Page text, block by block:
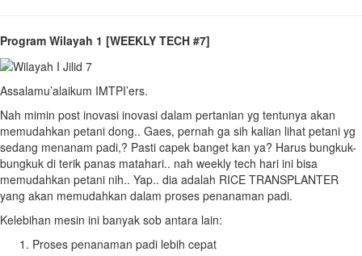
Program Wilayah 1 [WEEKLY TECH #7]
Assalamu’alaikum IMTPI’ers.
Nah mimin post inovasi inovasi dalam pertanian yg tentunya akan
memudahkan petani dong.. Gaes, pernah ga sih kalian lihat petani yg
sedang menanam padi,? Pasti capek banget kan ya? Harus bungkuk-
bungkuk di terik panas matahari.. nah weekly tech hari ini bisa
memudahkan petani nih.. Yap.. dia adalah RICE TRANSPLANTER
yang akan memudahkan dalam proses penanaman padi.
Kelebihan mesin ini banyak sob antara lain:
Proses penanaman padi lebih cepat